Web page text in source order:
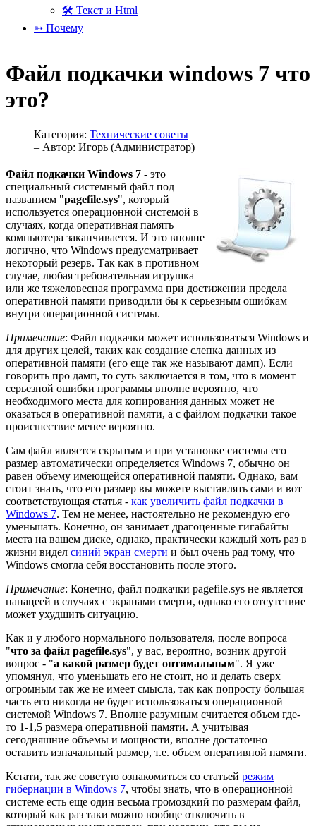
🛠 Текст и Html
➳ Почему
Файл подкачки windows 7 что
это?
Категория: Технические советы
– Автор: Игорь (Администратор)
Файл подкачки Windows 7 - это
специальный системный файл под
названием "pagefile.sys", который
используется операционной системой в
случаях, когда оперативная память
компьютера заканчивается. И это вполне
логично, что Windows предусматривает
некоторый резерв. Так как в противном
случае, любая требовательная игрушка
или же тяжеловесная программа при достижении предела
оперативной памяти приводили бы к серьезным ошибкам
внутри операционной системы.
Примечание: Файл подкачки может использоваться Windows и
для других целей, таких как создание слепка данных из
оперативной памяти (его еще так же называют дамп). Если
говорить про дамп, то суть заключается в том, что в момент
серьезной ошибки программы вполне вероятно, что
необходимого места для копирования данных может не
оказаться в оперативной памяти, а с файлом подкачки такое
происшествие менее вероятно.
Сам файл является скрытым и при установке системы его
размер автоматически определяется Windows 7, обычно он
равен объему имеющейся оперативной памяти. Однако, вам
стоит знать, что его размер вы можете выставлять сами и вот
соответствующая статья - как увеличить файл подкачки в
Windows 7. Тем не менее, настоятельно не рекомендую его
уменьшать. Конечно, он занимает драгоценные гигабайты
места на вашем диске, однако, практически каждый хоть раз в
жизни видел синий экран смерти и был очень рад тому, что
Windows смогла себя восстановить после этого.
Примечание: Конечно, файл подкачки pagefile.sys не является
панацеей в случаях с экранами смерти, однако его отсутствие
может ухудшить ситуацию.
Как и у любого нормального пользователя, после вопроса
"что за файл pagefile.sys", у вас, вероятно, возник другой
вопрос - "а какой размер будет оптимальным". Я уже
упомянул, что уменьшать его не стоит, но и делать сверх
огромным так же не имеет смысла, так как попросту большая
часть его никогда не будет использоваться операционной
системой Windows 7. Вполне разумным считается объем где-
то 1-1,5 размера оперативной памяти. А учитывая
сегодняшние объемы и мощности, вполне достаточно
оставить изначальный размер, т.е. объем оперативной памяти.
Кстати, так же советую ознакомиться со статьей режим
гибернации в Windows 7, чтобы знать, что в операционной
системе есть еще один весьма громоздкий по размерам файл,
который как раз таки можно вообще отключить в